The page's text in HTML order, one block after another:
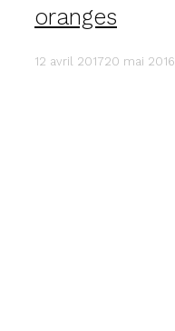
oranges
12 avril 201720 mai 2016